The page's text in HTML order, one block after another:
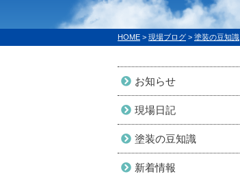
HOME > 現場ブログ > 塗装の豆知識
お知らせ
現場日記
塗装の豆知識
新着情報